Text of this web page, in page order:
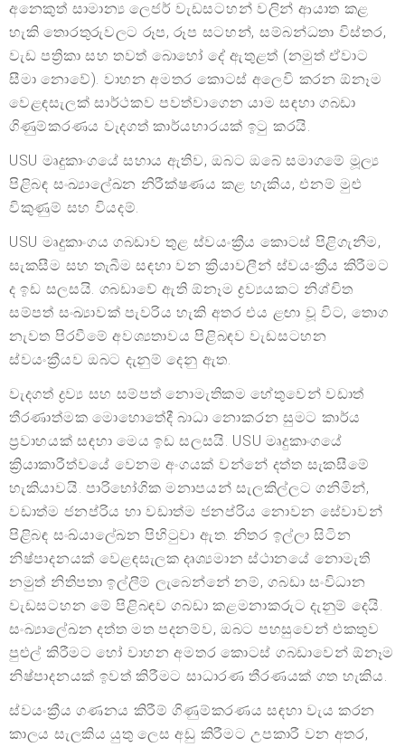
අනෙකුත් සාමාන්‍ය ලෙජර් වැඩසටහන් වලින් ආයාත කළ
හැකි තොරතුරුවලට රූප, රූප සටහන්, සම්බන්ධතා විස්තර,
වැඩ පත්‍රිකා සහ තවත් බොහෝ දේ ඇතුළත් (නමුත් ඒවාට
සීමා නොවේ). වාහන අමතර කොටස් අලෙවි කරන ඕනෑම
වෙළඳසැලක් සාර්ථකව පවත්වාගෙන යාම සඳහා ගබඩා
ගිණුම්කරණය වැදගත් කාර්යභාරයක් ඉටු කරයි.
USU මෘදුකාංගයේ සහාය ඇතිව, ඔබට ඔබේ සමාගමේ මූල්‍ය
පිළිබඳ සංඛ්‍යාලේඛන නිරීක්ෂණය කළ හැකිය, එනම් මුළු
විකුණුම් සහ වියදම්.
USU මෘදුකාංගය ගබඩාව තුළ ස්වයංක්‍රීය කොටස් පිළිගැනීම,
සැකසීම සහ තැබීම සඳහා වන ක්‍රියාවලීන් ස්වයංක්‍රීය කිරීමට
ද ඉඩ සලසයි. ගබඩාවේ ඇති ඕනෑම ද්‍රව්‍යයකට නිශ්චිත
සම්පත් සංඛ්‍යාවක් පැවරිය හැකි අතර එය ළඟා වූ විට, තොග
නැවත පිරවීමේ අවශ්‍යතාවය පිළිබඳව වැඩසටහන
ස්වයංක්‍රීයව ඔබට දැනුම් දෙනු ඇත.
වැදගත් ද්‍රව්‍ය සහ සම්පත් නොමැතිකම හේතුවෙන් වඩාත්
තීරණාත්මක මොහොතේදී බාධා නොකරන සුමට කාර්ය
ප්‍රවාහයක් සඳහා මෙය ඉඩ සලසයි. USU මෘදුකාංගයේ
ක්‍රියාකාරීත්වයේ වෙනම අංගයක් වන්නේ දත්ත සැකසීමේ
හැකියාවයි. පාරිභෝගික මනාපයන් සැලකිල්ලට ගනිමින්,
වඩාත්ම ජනප්රිය හා වඩාත්ම ජනප්රිය නොවන සේවාවන්
පිළිබඳ සංඛ්යාලේඛන පිහිටුවා ඇත. නිතර ඉල්ලා සිටින
නිෂ්පාදනයක් වෙළඳසැලක දෘශ්‍යමාන ස්ථානයේ නොමැති
නමුත් නිතිපතා ඉල්ලීම් ලැබෙන්නේ නම්, ගබඩා සංවිධාන
වැඩසටහන මේ පිළිබඳව ගබඩා කළමනාකරුට දැනුම් දෙයි.
සංඛ්‍යාලේඛන දත්ත මත පදනම්ව, ඔබට පහසුවෙන් එකතුව
පුළුල් කිරීමට හෝ වාහන අමතර කොටස් ගබඩාවෙන් ඕනෑම
නිෂ්පාදනයක් ඉවත් කිරීමට සාධාරණ තීරණයක් ගත හැකිය.
ස්වයංක්‍රීය ගණනය කිරීම් ගිණුම්කරණය සඳහා වැය කරන
කාලය සැලකිය යුතු ලෙස අඩු කිරීමට උපකාරී වන අතර,